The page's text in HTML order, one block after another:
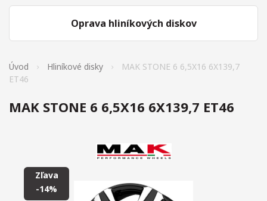
Oprava hliníkových diskov
Úvod Hliníkové disky
MAK STONE 6 6,5X16 6X139,7
ET46
MAK STONE 6 6,5X16 6X139,7 ET46
Zľava
-14%